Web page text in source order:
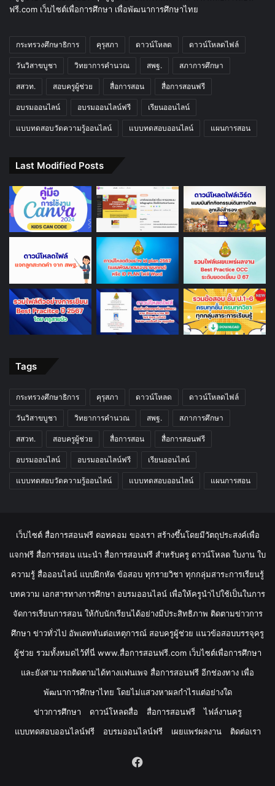
ฟรี.com เว็บไซต์เพื่อการศึกษา เพื่อพัฒนาการศึกษาไทย
กระทรวงศึกษาธิการ คุรุสภา ดาวน์โหลด ดาวน์โหลดไฟล์
วันวิสาขบูชา วิทยาการคำนวณ สพฐ. สภาการศึกษา
สสวท. สอบครูผู้ช่วย สื่อการสอน สื่อการสอนฟรี
อบรมออนไลน์ อบรมออนไลน์ฟรี เรียนออนไลน์
แบบทดสอบวัดความรู้ออนไลน์ แบบทดสอบออนไลน์ แผนการสอน
Last Modified Posts
Tags
กระทรวงศึกษาธิการ คุรุสภา ดาวน์โหลด ดาวน์โหลดไฟล์
วันวิสาขบูชา วิทยาการคำนวณ สพฐ. สภาการศึกษา
สสวท. สอบครูผู้ช่วย สื่อการสอน สื่อการสอนฟรี
อบรมออนไลน์ อบรมออนไลน์ฟรี เรียนออนไลน์
แบบทดสอบวัดความรู้ออนไลน์ แบบทดสอบออนไลน์ แผนการสอน
เว็บไซต์ สื่อการสอนฟรี ดอทคอม ของเรา สร้างขึ้นโดยมีวัตถุประสงค์เพื่อ
แจกฟรี สื่อการสอน แนะนำ สื่อการสอนฟรี สำหรับครู ดาวน์โหลด ใบงาน ใบ
ความรู้ สื่อออนไลน์ แบบฝึกหัด ข้อสอบ ทุกรายวิชา ทุกกลุ่มสาระการเรียนรู้
บทความ เอกสารทางการศึกษา อบรมออนไลน์ เพื่อให้ครูนำไปใช้เป็นในการ
จัดการเรียนการสอน ให้กับนักเรียนได้อย่างมีประสิทธิภาพ ติดตามข่าวการ
ศึกษา ข่าวทั่วไป อัพเดททันต่อเหตุการณ์ สอบครูผู้ช่วย แนวข้อสอบบรรจุครู
ผู้ช่วย รวมทั้งหมดไว้ที่นี่ www.สื่อการสอนฟรี.com เว็บไซต์เพื่อการศึกษา
และยังสามารถติดตามได้ทางแฟนเพจ สื่อการสอนฟรี อีกช่องทาง เพื่อ
พัฒนาการศึกษาไทย โดยไม่แสวงหาผลกำไรแต่อย่างใด
ข่าวการศึกษา
ดาวน์โหลดสื่อ สื่อการสอนฟรี
ไฟล์งานครู
แบบทดสอบออนไลน์ฟรี
อบรมออนไลน์ฟรี เผยแพร่ผลงาน ติดต่อเรา
Facebook